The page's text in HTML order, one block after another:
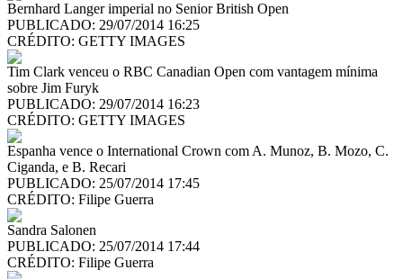
Bernhard Langer imperial no Senior British Open
PUBLICADO: 29/07/2014 16:25
CRÉDITO: GETTY IMAGES
Tim Clark venceu o RBC Canadian Open com vantagem mínima
sobre Jim Furyk
PUBLICADO: 29/07/2014 16:23
CRÉDITO: GETTY IMAGES
Espanha vence o International Crown com A. Munoz, B. Mozo, C.
Ciganda, e B. Recari
PUBLICADO: 25/07/2014 17:45
CRÉDITO: Filipe Guerra
Sandra Salonen
PUBLICADO: 25/07/2014 17:44
CRÉDITO: Filipe Guerra